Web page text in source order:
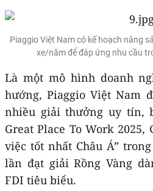
Piaggio Việt Nam có kế hoạch nâng
xe/năm để đáp ứng nhu cầu
Là một mô hình doanh
hướng, Piaggio Việt Nam
nhiều giải thưởng uy tín,
Great Place To Work 2025,
việc tốt nhất Châu Á”
lần đạt giải Rồng Vàng
FDI tiêu biểu.